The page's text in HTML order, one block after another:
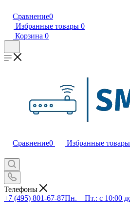
Сравнение0
Избранные товары 0
Корзина 0
Сравнение0 Избранные товары
Телефоны
+7 (495) 801-67-87Пн. – Пт.: с 10:00